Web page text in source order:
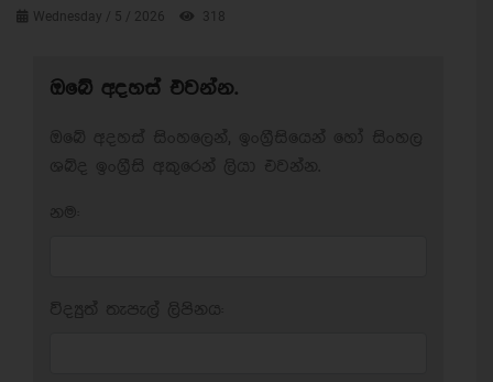
Wednesday / 5 / 2026 318
ඔබේ අදහස් එවන්න.